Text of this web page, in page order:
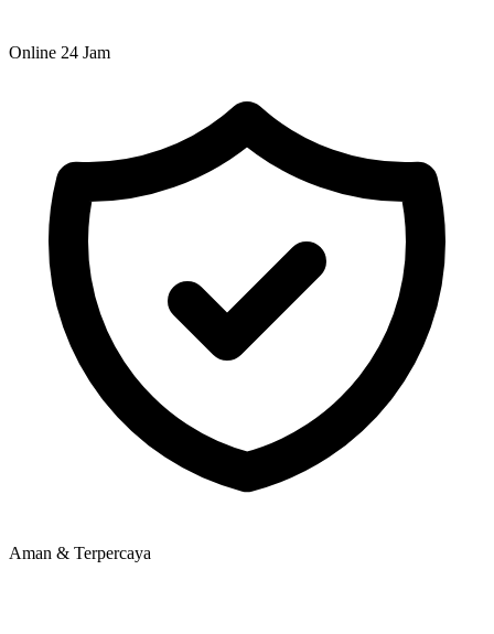
Online 24 Jam
Aman & Terpercaya